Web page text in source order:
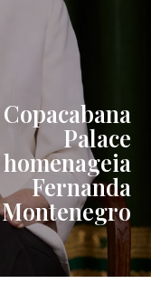
Copacabana
Palace
homenageia
Fernanda
Montenegro